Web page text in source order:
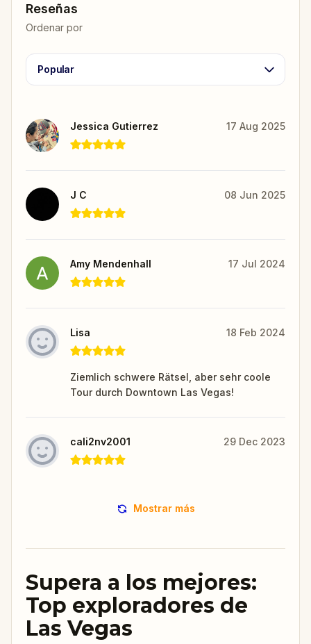
Reseñas
Ordenar por
Popular
Jessica Gutierrez 17 Aug 2025
J C 08 Jun 2025
Amy Mendenhall 17 Jul 2024
Lisa 18 Feb 2024
Ziemlich schwere Rätsel, aber sehr coole
Tour durch Downtown Las Vegas!
cali2nv2001 29 Dec 2023
Mostrar más
Supera a los mejores:
Top exploradores de
Las Vegas